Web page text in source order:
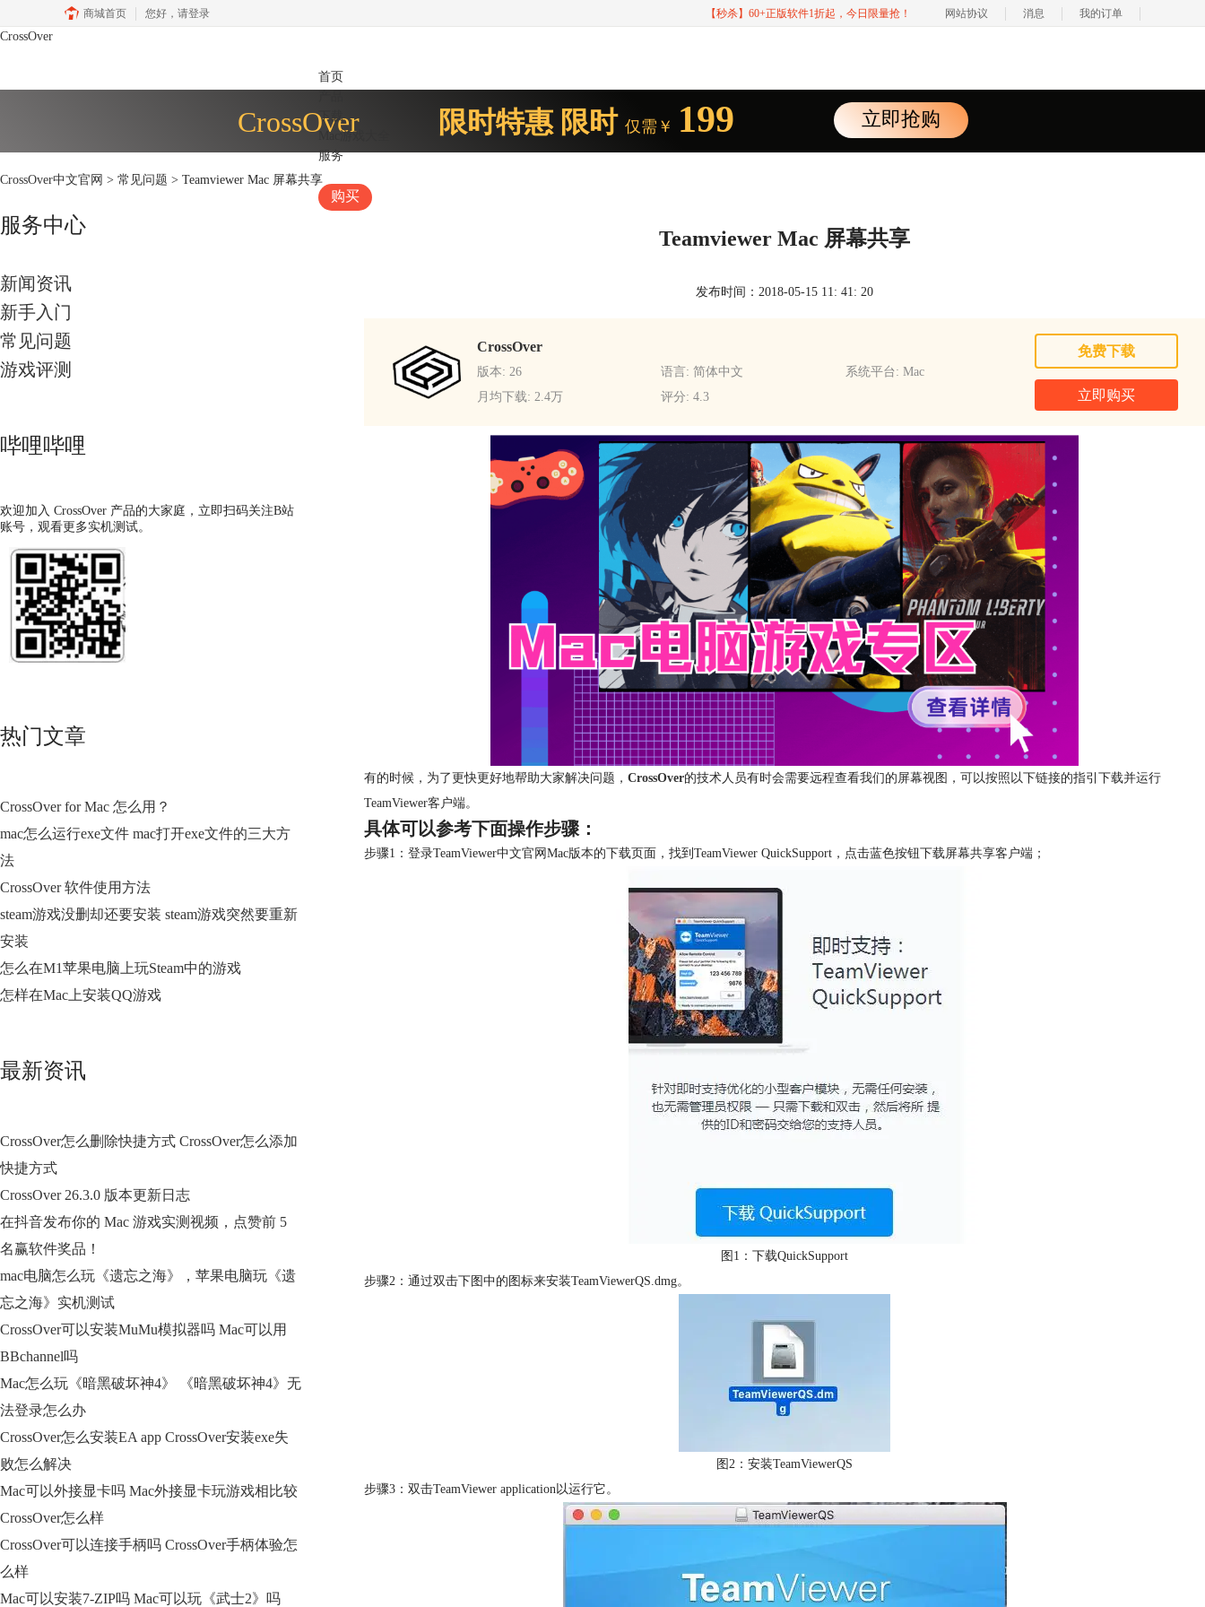
商城首页 您好， 请登录 【秒杀】60+正版软件1折起，今日限量抢！ 网站协议 消息 我的订单
CrossOver
首页
下载
Mac游戏大全
服务
购买
CrossOver 限时特惠 限时 仅需￥ 199 立即抢购
CrossOver中文官网 > 常见问题 > Teamviewer Mac 屏幕共享
服务中心
新闻资讯
新手入门
常见问题
游戏评测
哔哩哔哩
欢迎加入 CrossOver 产品的大家庭，立即扫码关注B站
账号，观看更多实机测试。
热门文章
CrossOver for Mac 怎么用？
mac怎么运行exe文件 mac打开exe文件的三大方
法
CrossOver 软件使用方法
steam游戏没删却还要安装 steam游戏突然要重新
安装
怎么在M1苹果电脑上玩Steam中的游戏
怎样在Mac上安装QQ游戏
最新资讯
CrossOver怎么删除快捷方式 CrossOver怎么添加
快捷方式
CrossOver 26.3.0 版本更新日志
在抖音发布你的 Mac 游戏实测视频，点赞前 5
名赢软件奖品！
mac电脑怎么玩《遗忘之海》，苹果电脑玩《遗
忘之海》实机测试
CrossOver可以安装MuMu模拟器吗 Mac可以用
BBchannel吗
Mac怎么玩《暗黑破坏神4》 《暗黑破坏神4》无
法登录怎么办
CrossOver怎么安装EA app CrossOver安装exe失
败怎么解决
Mac可以外接显卡吗 Mac外接显卡玩游戏相比较
CrossOver怎么样
CrossOver可以连接手柄吗 CrossOver手柄体验怎
么样
Mac可以安装7-ZIP吗 Mac可以玩《武士2》吗
Teamviewer Mac 屏幕共享
发布时间：2018-05-15 11: 41: 20
CrossOver
版本: 26 语言: 简体中文
系统平台: Mac
月均下载: 2.4万
评分: 4.3
免费下载
立即购买
有的时候，为了更快更好地帮助大家解决问题， CrossOver的技术人员有时会需要远程查看我们的屏幕视图，可以按照以下链接的指引下载并运行
TeamViewer客户端。
具体可以参考下面操作步骤：
步骤1：登录TeamViewer中文官网Mac版本的下载页面，找到TeamViewer QuickSupport，点击蓝色按钮下载屏幕共享客户端；
图1：下载QuickSupport
步骤2：通过双击下图中的图标来安装TeamViewerQS.dmg。
图2：安装TeamViewerQS
步骤3：双击TeamViewer application以运行它。